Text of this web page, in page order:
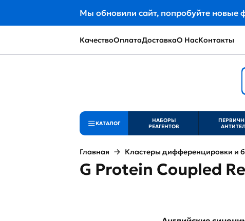
Мы обновили сайт, попробуйте новые
КачествоОплатаДоставкаО НасКонтакты
КАТАЛОГ
НАБОРЫ
РЕАГЕНТОВ
Главная Кластеры дифференцировки и
G Protein Coupled